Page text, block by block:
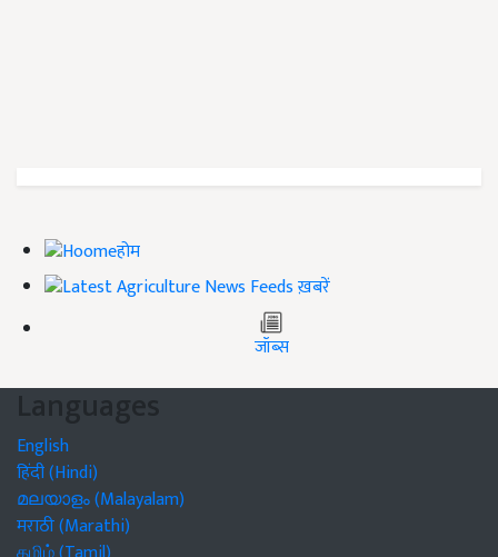
होम
ख़बरें
जॉब्स
Languages
English
हिंदी (Hindi)
മലയാളം (Malayalam)
मराठी (Marathi)